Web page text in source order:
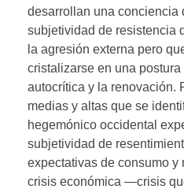
desarrollan una conciencia
subjetividad de resistencia
la agresión externa pero
cristalizarse en una
autocrítica y la renovación.
medias y altas que se
hegemónico occidental
subjetividad de
expectativas de consumo y
crisis económica —crisis